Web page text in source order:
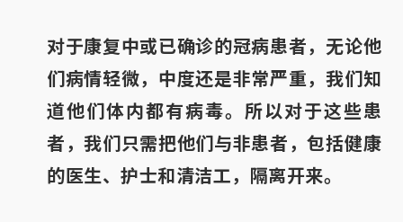
对于康复中或已确诊的冠病患者，无论他
们病情轻微，中度还是非常严重，我们知
道他们体内都有病毒。所以对于这些患
者，我们只需把他们与非患者，包括健康
的医生、护士和清洁工，隔离开来。